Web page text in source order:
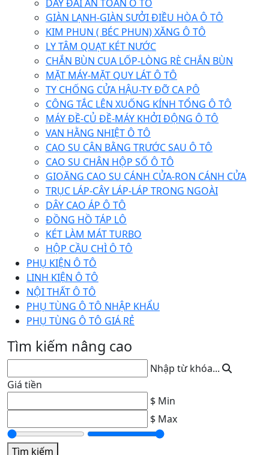
DÂY ĐAI AN TOÀN Ô TÔ
GIÀN LẠNH-GIÀN SƯỞI ĐIỀU HÒA Ô TÔ
KIM PHUN ( BÉC PHUN) XĂNG Ô TÔ
LY TÂM QUẠT KÉT NƯỚC
CHẮN BÙN CUA LỐP-LÒNG RÈ CHẮN BÙN
MẶT MÁY-MẶT QUY LÁT Ô TÔ
TY CHỐNG CỬA HẬU-TY ĐỠ CA PÔ
CÔNG TẮC LÊN XUỐNG KÍNH TỔNG Ô TÔ
MÁY ĐỀ-CỦ ĐỀ-MÁY KHỞI ĐỘNG Ô TÔ
VAN HẰNG NHIỆT Ô TÔ
CAO SU CÂN BẰNG TRƯỚC SAU Ô TÔ
CAO SU CHÂN HỘP SỐ Ô TÔ
GIOĂNG CAO SU CÁNH CỬA-RON CÁNH CỬA
TRỤC LÁP-CÂY LÁP-LÁP TRONG NGOÀI
DÂY CAO ÁP Ô TÔ
ĐỒNG HỒ TÁP LÔ
KÉT LÀM MÁT TURBO
HỘP CẦU CHÌ Ô TÔ
PHỤ KIỆN Ô TÔ
LINH KIỆN Ô TÔ
NỘI THẤT Ô TÔ
PHỤ TÙNG Ô TÔ NHẬP KHẨU
PHỤ TÙNG Ô TÔ GIÁ RẺ
Tìm kiếm nâng cao
Nhập từ khóa...
Giá tiền
$ Min
$ Max
Tìm kiếm